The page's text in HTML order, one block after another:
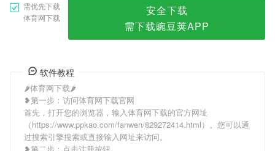
需优先下载
体育网下载
安全下载
需下载豌豆荚APP
软件教程
🌶体育网下载🌶
❥第一步：访问体育网下载官网
首先，打开您的浏览器，输入体育网下载的官方网址
（https://www.ppkao.com/fanwen/829272414.html）。您可以通
过搜索引擎搜索或直接输入网址来访问。